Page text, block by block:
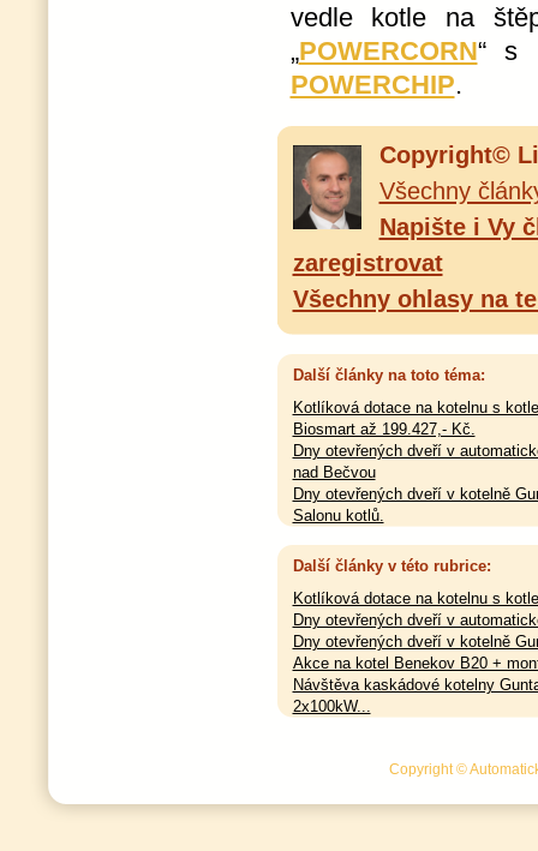
vedle kotle na
„POWERCORN“ s
POWERCHIP.
Copyright©
Všechny
Napište i Vy
zaregistrovat
Všechny ohlasy na
Další články na toto téma:
Kotlíková dotace na kotelnu s
Biosmart až 199.427,- Kč.
Dny otevřených dveří v
nad Bečvou
Dny otevřených dveří v kotelně
Salonu kotlů.
po 42 měsících provozu.
Hybridní řešení Guntamatic -
tepelné čerpadlo
Další články v této rubrice:
Kotlíková dotace na kotelnu s
Dny otevřených dveří v
Dny otevřených dveří v kotelně
Akce na kotel Benekov B20 +
Návštěva kaskádové kotelny
2x100kW...
Copyright ©